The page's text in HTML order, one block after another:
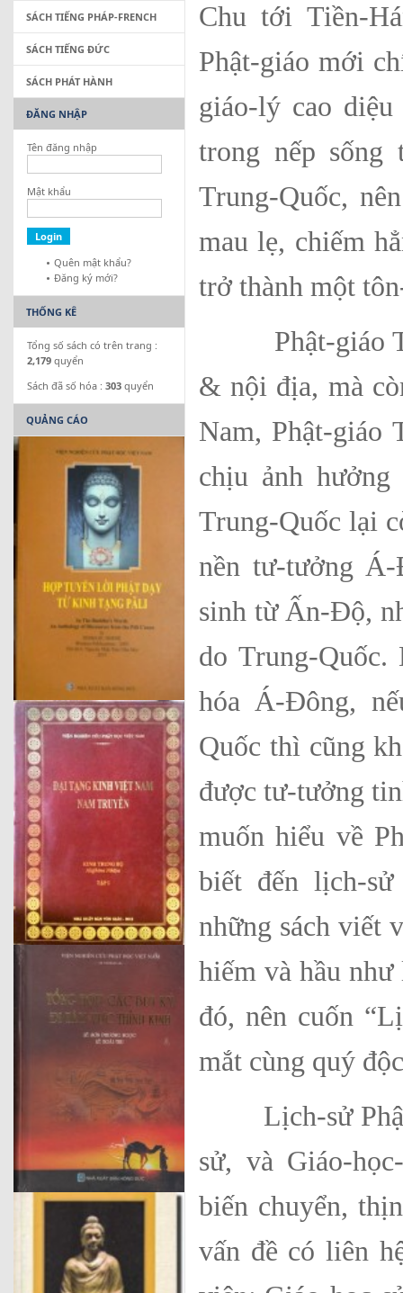
Chu tới Tiền-
Phật-giáo mới
giáo-lý cao diệu
trong nếp sống
Trung-Quốc,
mau lẹ, chiếm
trở thành một
Phật-giáo
& nội địa, mà
Nam, Phật-giáo
chịu ảnh hưởng
Trung-Quốc lại
nền tư-tưởng
sinh từ Ấn-Độ,
do Trung-
hóa Á-Đông,
Quốc thì cũng
được tư-tưởng
muốn hiểu về
biết đến lịch-sử
những sách viết
hiếm và hầu
đó, nên cuốn
mắt cùng quý
Lịch-sử Phật-
sử, và Giáo-
biến chuyển,
vấn đề có liên
SÁCH TIẾNG PHÁP-FRENCH
SÁCH TIẾNG ĐỨC
SÁCH PHÁT HÀNH
ĐĂNG NHẬP
Tên đăng nhập
Mật khẩu
Quên mật khẩu?
Đăng ký mới?
THỐNG KÊ
Tổng số sách có trên trang :
2,179 quyển
Sách đã số hóa : 303 quyển
QUẢNG CÁO